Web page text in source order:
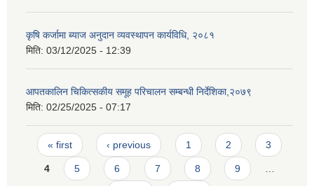
कृषि कर्जामा ब्याज अनुदान व्यवस्थापन कार्यविधि, २०८१
मिति: 03/12/2025 - 12:39
आपतकालिन चिकित्सकीय समूह परिचालन सम्बन्धी निर्देशिका,२०७९
मिति: 02/25/2025 - 07:17
Pages
« first ‹ previous 1 2 3
4 5 6 7 8 9 …